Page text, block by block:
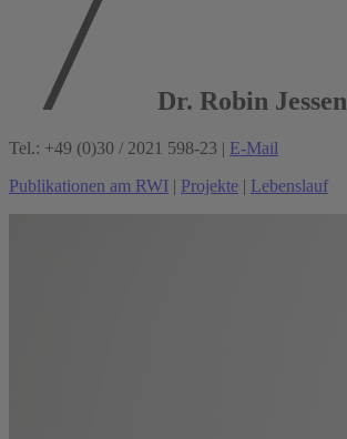
Dr. Robin Jessen
Tel.: +49 (0)30 / 2021 598-23 | E-Mail
Publikationen am RWI | Projekte | Lebenslauf